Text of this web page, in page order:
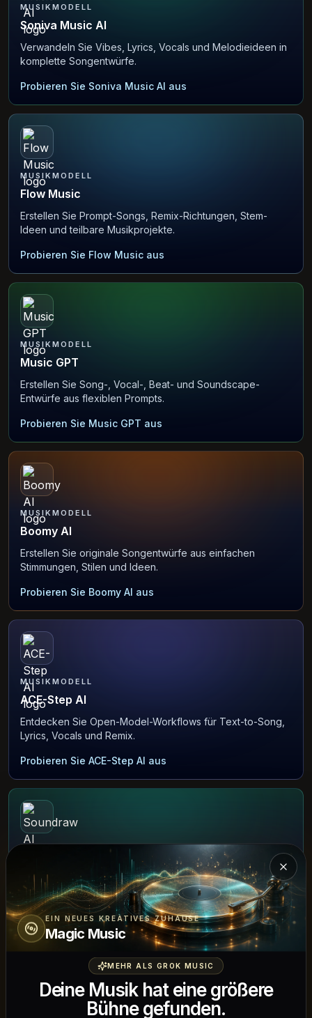
MUSIKMODELL
Soniva Music AI
Verwandeln Sie Vibes, Lyrics, Vocals und Melodieideen in
komplette Songentwürfe.
Probieren Sie Soniva Music AI aus
MUSIKMODELL
Flow Music
Erstellen Sie Prompt-Songs, Remix-Richtungen, Stem-
Ideen und teilbare Musikprojekte.
Probieren Sie Flow Music aus
MUSIKMODELL
Music GPT
Erstellen Sie Song-, Vocal-, Beat- und Soundscape-
Entwürfe aus flexiblen Prompts.
Probieren Sie Music GPT aus
MUSIKMODELL
Boomy AI
Erstellen Sie originale Songentwürfe aus einfachen
Stimmungen, Stilen und Ideen.
Probieren Sie Boomy AI aus
MUSIKMODELL
ACE-Step AI
Entdecken Sie Open-Model-Workflows für Text-to-Song,
Lyrics, Vocals und Remix.
Probieren Sie ACE-Step AI aus
Generieren Sie lizenzfreie Style-Beats, Stems und Ideen
für Hintergrundtracks.
Probieren Sie Soundraw AI aus
EIN NEUES KREATIVES ZUHAUSE
Magic Music
MEHR ALS GROK MUSIC
Deine Musik hat eine größere
Bühne gefunden.